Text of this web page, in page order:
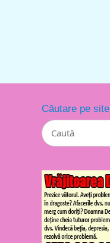
Căutare pe site